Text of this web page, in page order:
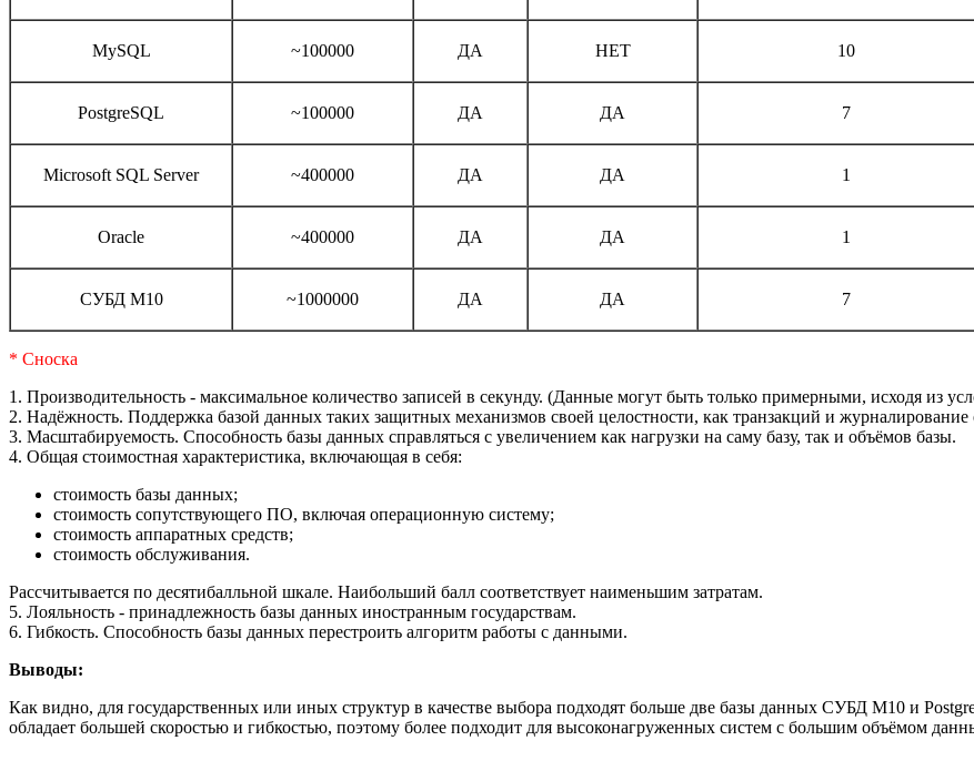
MySQL ~100000 ДА НЕТ 10
PostgreSQL ~100000 ДА ДА 7
Microsoft SQL Server ~400000 ДА ДА 1
Oracle ~400000 ДА ДА 1
СУБД М10 ~1000000 ДА ДА 7
* Сноска
1. Производительность - максимальное количество записей в секунду. (Данные могут быть только примерными, исходя из
2. Надёжность. Поддержка базой данных таких защитных механизмов своей целостности, как транзакций и журналирование
3. Масштабируемость. Способность базы данных справляться с увеличением как нагрузки на саму базу, так и объёмов базы.
4. Общая стоимостная характеристика, включающая в себя:
стоимость базы данных;
стоимость сопутствующего ПО, включая операционную систему;
стоимость аппаратных средств;
стоимость обслуживания.
Рассчитывается по десятибалльной шкале. Наибольший балл соответствует наименьшим затратам.
5. Лояльность - принадлежность базы данных иностранным государствам.
6. Гибкость. Способность базы данных перестроить алгоритм работы с данными.
Выводы:
Как видно, для государственных или иных структур в качестве выбора подходят больше две базы данных СУБД М10 и
обладает большей скоростью и гибкостью, поэтому более подходит для высоконагруженных систем с большим объёмом